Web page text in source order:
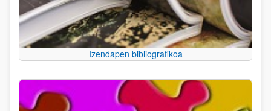
Izendapen bibliografikoa